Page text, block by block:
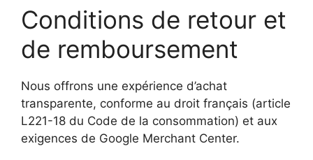
Conditions de retour et
de remboursement
Nous offrons une expérience d’achat
transparente, conforme au droit français (article
L221-18 du Code de la consommation) et aux
exigences de Google Merchant Center.